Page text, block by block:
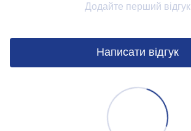
Додайте перший відгук
Написати відгук